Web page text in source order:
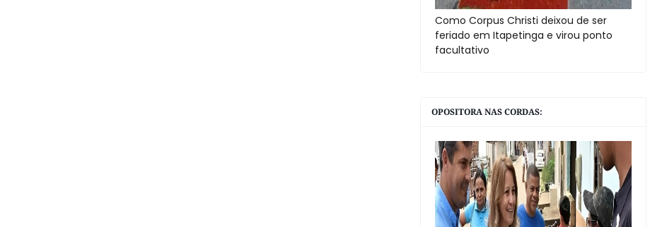
Como Corpus Christi deixou de ser
feriado em Itapetinga e virou ponto
facultativo
OPOSITORA NAS CORDAS: